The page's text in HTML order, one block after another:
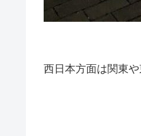
西日本方面は関東